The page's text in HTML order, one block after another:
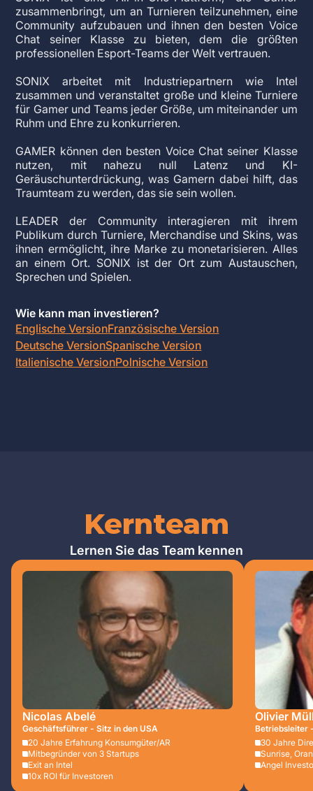
zusammenbringt, um an Turnieren teilzunehmen, eine
Community aufzubauen und ihnen den besten Voice
Chat seiner Klasse zu bieten, dem die größten
professionellen Esport-Teams der Welt vertrauen.
SONIX arbeitet mit Industriepartnern wie Intel
zusammen und veranstaltet große und kleine Turniere
für Gamer und Teams jeder Größe, um miteinander um
Ruhm und Ehre zu konkurrieren.
GAMER können den besten Voice Chat seiner Klasse
nutzen, mit nahezu null Latenz und KI-
Geräuschunterdrückung, was Gamern dabei hilft, das
Traumteam zu werden, das sie sein wollen.
LEADER der Community interagieren mit ihrem
Publikum durch Turniere, Merchandise und Skins, was
ihnen ermöglicht, ihre Marke zu monetarisieren. Alles
an einem Ort. SONIX ist der Ort zum Austauschen,
Sprechen und Spielen.
Wie kann man investieren?
Englische VersionFranzösische Version
Deutsche VersionSpanische Version
Italienische VersionPolnische Version
Kernteam
Lernen Sie das Team kennen
Nicolas Abelé
Geschäftsführer - Sitz in den USA
20 Jahre Erfahrung Konsumgüter/AR
Mitbegründer von 3 Startups
Exit an Intel
10x ROI für Investoren
Olivier
Betriebsleiter
30 Jahre
Sunrise,
Angel